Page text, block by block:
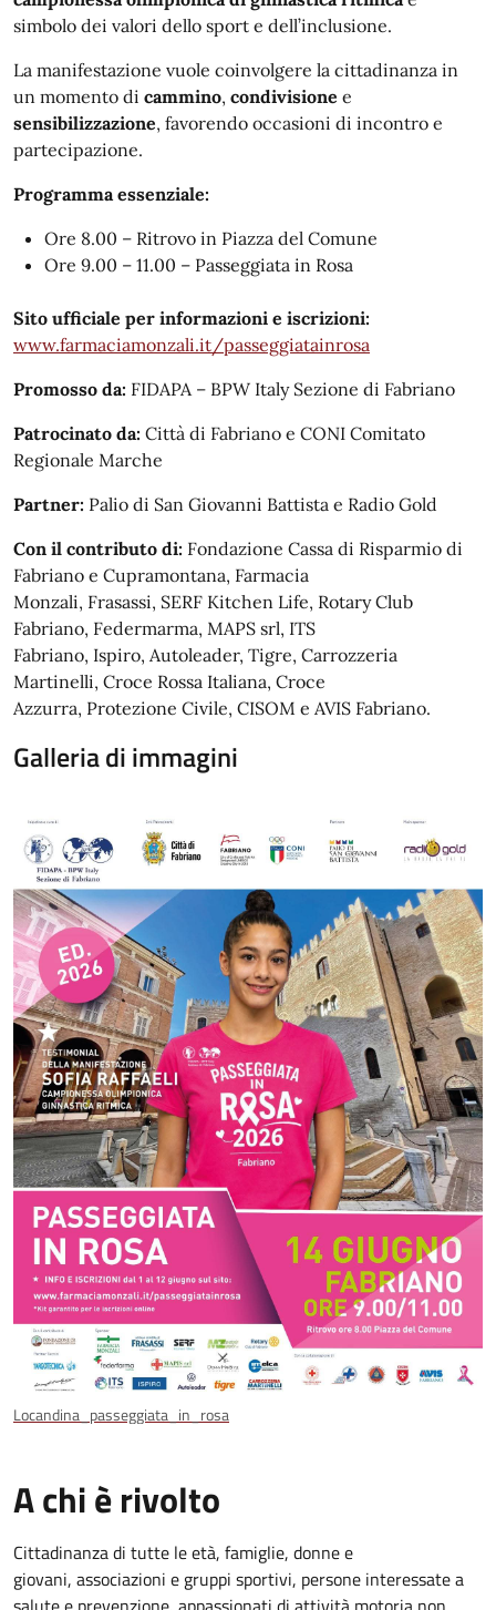
simbolo dei valori dello sport e dell’inclusione.
La manifestazione vuole coinvolgere la cittadinanza in
un momento di cammino, condivisione e
sensibilizzazione, favorendo occasioni di incontro e
partecipazione.
Programma essenziale:
Ore 8.00 – Ritrovo in Piazza del Comune
Ore 9.00 – 11.00 – Passeggiata in Rosa
Sito ufficiale per informazioni e iscrizioni:
www.farmaciamonzali.it/passeggiatainrosa
Promosso da: FIDAPA – BPW Italy Sezione di Fabriano
Patrocinato da: Città di Fabriano e CONI Comitato
Regionale Marche
Partner: Palio di San Giovanni Battista e Radio Gold
Con il contributo di: Fondazione Cassa di Risparmio di
Fabriano e Cupramontana, Farmacia
Monzali, Frasassi, SERF Kitchen Life, Rotary Club
Fabriano, Federmarma, MAPS srl, ITS
Fabriano, Ispiro, Autoleader, Tigre, Carrozzeria
Martinelli, Croce Rossa Italiana, Croce
Azzurra, Protezione Civile, CISOM e AVIS Fabriano.
Galleria di immagini
Locandina_passeggiata_in_rosa
A chi è rivolto
Cittadinanza di tutte le età, famiglie, donne e
giovani, associazioni e gruppi sportivi, persone interessate a